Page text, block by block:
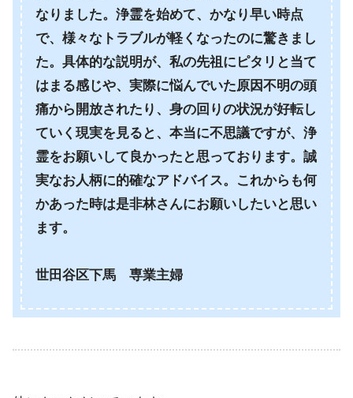
なりました。浄霊を始めて、かなり早い時点
で、様々なトラブルが軽くなったのに驚きまし
た。具体的な説明が、私の先祖にピタリと当て
はまる感じや、実際に悩んでいた原因不明の頭
痛から開放されたり、身の回りの状況が好転し
ていく現実を見ると、本当に不思議ですが、浄
霊をお願いして良かったと思っております。誠
実なお人柄に的確なアドバイス。これからも何
かあった時は是非林さんにお願いしたいと思い
ます。
世田谷区下馬 専業主婦